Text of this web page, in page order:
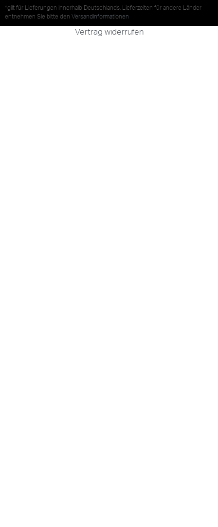
*gilt für Lieferungen innerhalb Deutschlands, Lieferzeiten für andere Länder
entnehmen Sie bitte den Versandinformationen
Vertrag widerrufen